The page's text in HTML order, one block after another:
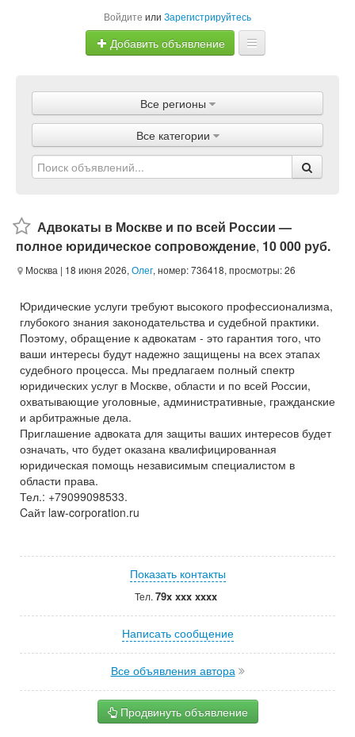
Войдите или Зарегистрируйтесь
Добавить объявление
Объявления
Магазины
Услуги
Все регионы
Все категории
Адвокаты в Москве и по всей России —
полное юридическое сопровождение, 10 000 руб.
Москва | 18 июня 2026, Олег, номер: 736418, просмотры: 26
Юридические услуги требуют высокого профессионализма,
глубокого знания законодательства и судебной практики.
Поэтому, обращение к адвокатам - это гарантия того, что
ваши интересы будут надежно защищены на всех этапах
судебного процесса. Мы предлагаем полный спектр
юридических услуг в Москве, области и по всей России,
охватывающие уголовные, административные, гражданские
и арбитражные дела.
Приглашение адвоката для защиты ваших интересов будет
означать, что будет оказана квалифицированная
юридическая помощь независимым специалистом в
области права.
Тел.: +79099098533.
Cайт law-corporation.ru
Показать контакты
Тел. 79x xxx xxxx
Написать сообщение
Все объявления автора
Продвинуть объявление